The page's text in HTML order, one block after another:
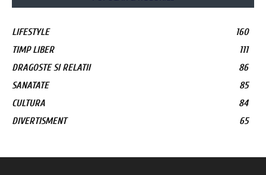
LIFESTYLE
160
TIMP LIBER
111
DRAGOSTE SI RELATII
86
SANATATE
85
CULTURA
84
DIVERTISMENT
65